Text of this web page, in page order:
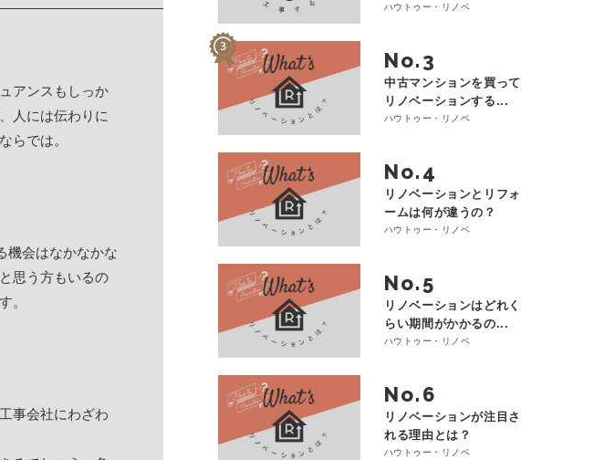
アンスもしっか
人には伝わりに
らでは。
機会はなかなかな
思う方もいるの
。
事会社にわざわ
ハウトゥー・リノベ
No.
中古マンションを買って
リノベーションする...
ハウトゥー・リノベ
No.
リノベーションとリフォ
ームは何が違うの？
ハウトゥー・リノベ
No.
リノベーションはどれく
らい期間がかかるの...
ハウトゥー・リノベ
No.
リノベーションが注目さ
れる理由とは？
ハウトゥー・リノベ